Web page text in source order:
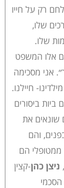
רק על חייו
שלו,
שלו.
אלו המשפט
אני מסכימה
חיילנו.
ביסורים
שונאים את
והם
הם
ניצן כהן-קצין